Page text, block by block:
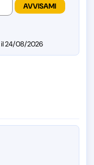
il 24/08/2026